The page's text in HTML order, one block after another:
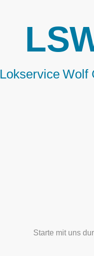
Lokservice Wolf
Starte mit uns